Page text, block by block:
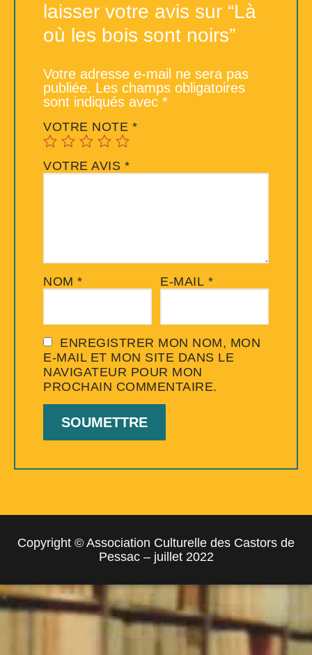
laisser votre avis sur “Là
où les bois sont noirs”
Votre adresse e-mail ne sera pas
publiée. Les champs obligatoires
sont indiqués avec *
VOTRE NOTE *
VOTRE AVIS *
NOM * E-MAIL *
ENREGISTRER MON NOM, MON
E-MAIL ET MON SITE DANS LE
NAVIGATEUR POUR MON
PROCHAIN COMMENTAIRE.
Copyright © Association Culturelle des Castors de
Pessac – juillet 2022